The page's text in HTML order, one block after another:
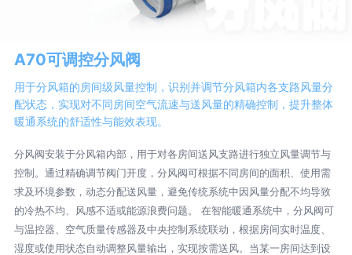
A70可调控分风阀
用于分风箱的房间级风量控制，识别并调节分风箱内各支路风量分
配状态，实现对不同房间空气流速与送风量的精确控制，提升整体
暖通系统的舒适性与能效表现。
分风阀安装于分风箱内部，用于对各房间送风支路进行独立风量调节与
控制。通过精确调节阀门开度，分风阀可根据不同房间的面积、使用需
求及环境参数，动态分配送风量，避免传统系统中因风量分配不均导致
的冷热不均、风感不适或能源浪费问题。 在智能暖通系统中，分风阀可
与温控器、空气质量传感器及中央控制系统联动，根据房间实时温度、
湿度或使用状态自动调整风量输出，实现按需送风。当某一房间达到设